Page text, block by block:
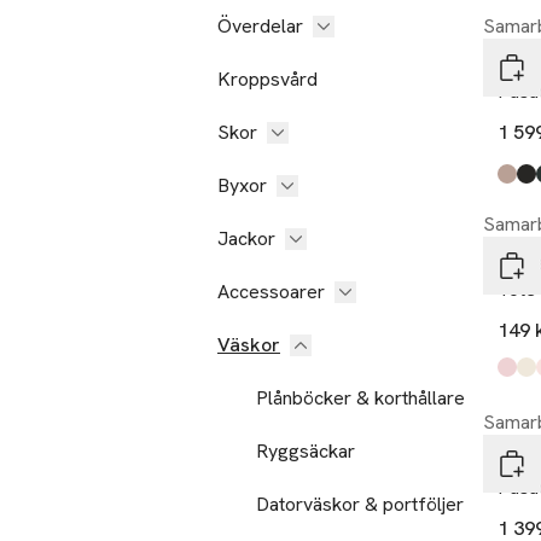
Överdelar
Kroppsvård
Skor
Byxor
Jackor
Accessoarer
Väskor
Plånböcker & korthållare
Ryggsäckar
Datorväskor & portföljer
1
rosa,
149
svart
grön,
blå,
1